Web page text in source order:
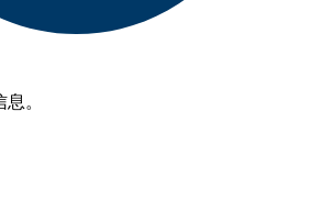
。